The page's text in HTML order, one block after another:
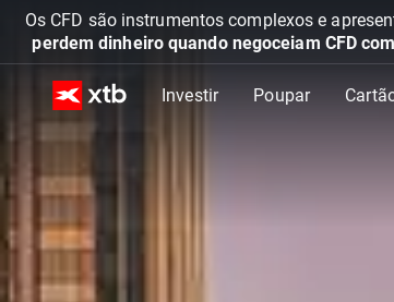
Os CFD são instrumentos complexos e
perdem dinheiro quando negoceiam CFD
Investir Poupar